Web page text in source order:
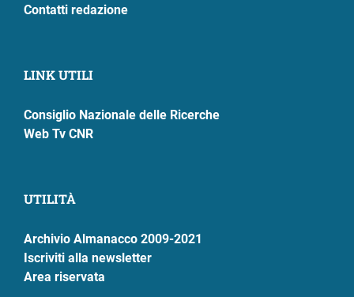
Contatti redazione
LINK UTILI
Consiglio Nazionale delle Ricerche
Web Tv CNR
UTILITÀ
Archivio Almanacco 2009-2021
Iscriviti alla newsletter
Area riservata